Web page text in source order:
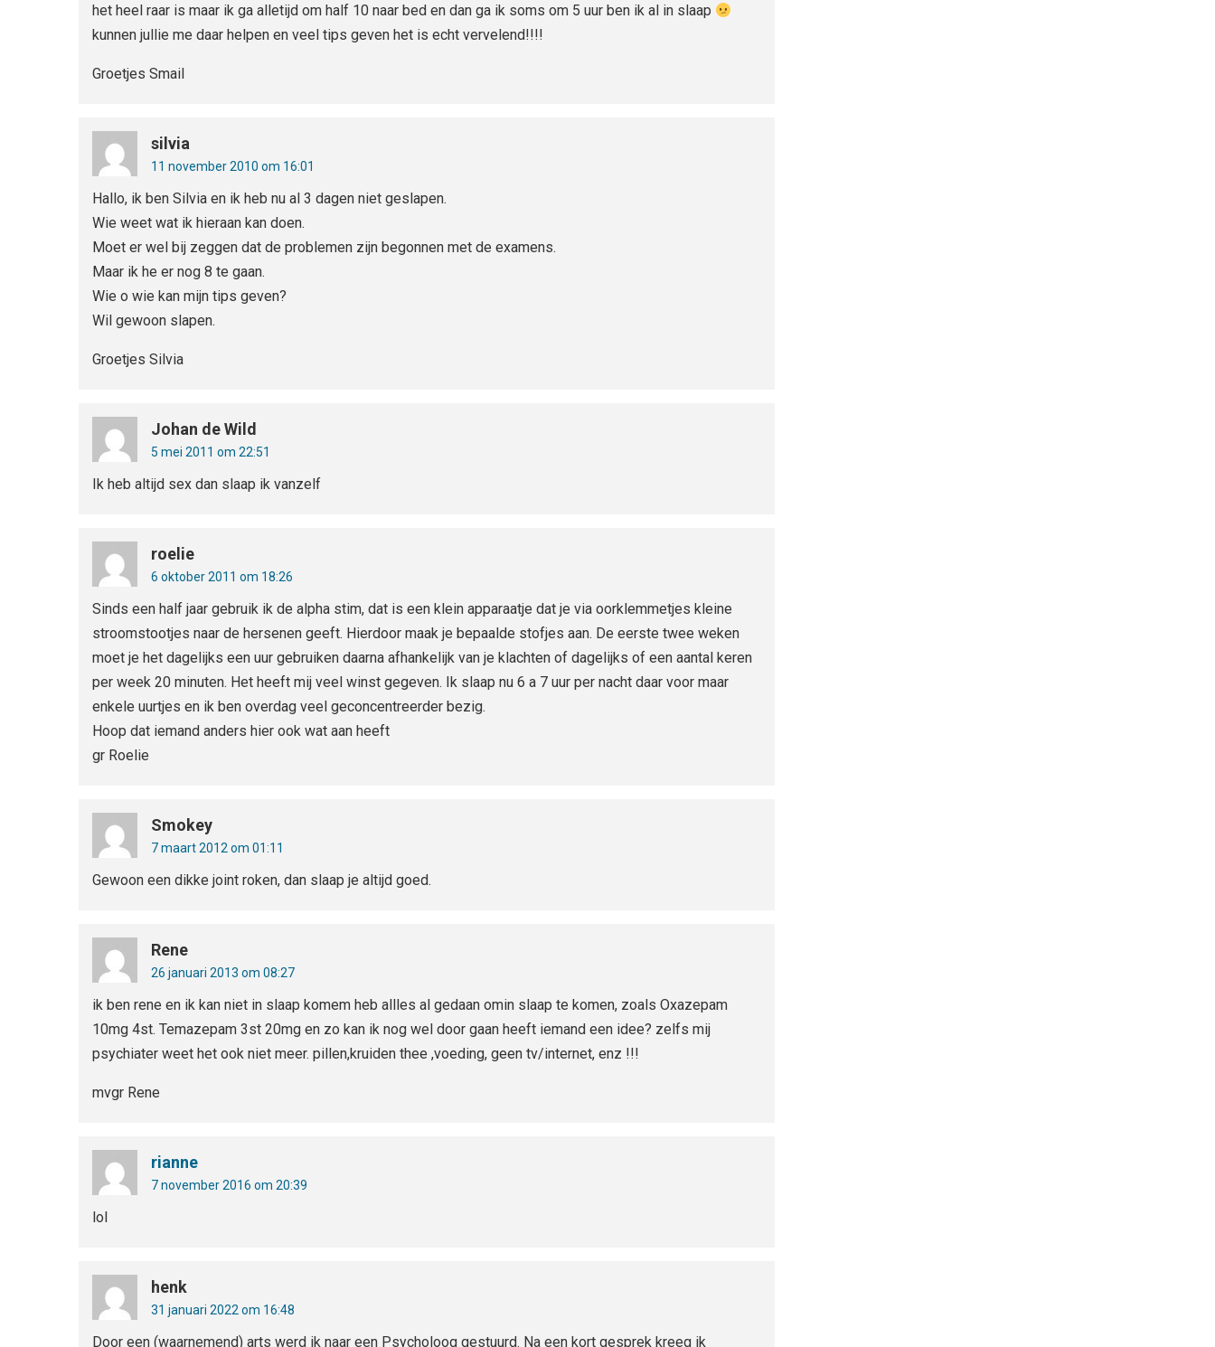
het heel raar is maar ik ga alletijd om half 10 naar bed en dan ga ik soms om 5 uur ben ik al in slaap
kunnen jullie me daar helpen en veel tips geven het is echt vervelend!!!!
Groetjes Smail
silvia
11 november 2010 om 16:01
Hallo, ik ben Silvia en ik heb nu al 3 dagen niet geslapen.
Wie weet wat ik hieraan kan doen.
Moet er wel bij zeggen dat de problemen zijn begonnen met de examens.
Maar ik he er nog 8 te gaan.
Wie o wie kan mijn tips geven?
Wil gewoon slapen.
Groetjes Silvia
Johan de Wild
5 mei 2011 om 22:51
Ik heb altijd sex dan slaap ik vanzelf
roelie
6 oktober 2011 om 18:26
Sinds een half jaar gebruik ik de alpha stim, dat is een klein apparaatje dat je via oorklemmetjes kleine
stroomstootjes naar de hersenen geeft. Hierdoor maak je bepaalde stofjes aan. De eerste twee weken
moet je het dagelijks een uur gebruiken daarna afhankelijk van je klachten of dagelijks of een aantal keren
per week 20 minuten. Het heeft mij veel winst gegeven. Ik slaap nu 6 a 7 uur per nacht daar voor maar
enkele uurtjes en ik ben overdag veel geconcentreerder bezig.
Hoop dat iemand anders hier ook wat aan heeft
gr Roelie
Smokey
7 maart 2012 om 01:11
Gewoon een dikke joint roken, dan slaap je altijd goed.
Rene
26 januari 2013 om 08:27
ik ben rene en ik kan niet in slaap komem heb allles al gedaan omin slaap te komen, zoals Oxazepam
10mg 4st. Temazepam 3st 20mg en zo kan ik nog wel door gaan heeft iemand een idee? zelfs mij
psychiater weet het ook niet meer. pillen,kruiden thee ,voeding, geen tv/internet, enz !!!
mvgr Rene
rianne
7 november 2016 om 20:39
lol
henk
31 januari 2022 om 16:48
Door een (waarnemend) arts werd ik naar een Psycholoog gestuurd. Na een kort gesprek kreeg ik